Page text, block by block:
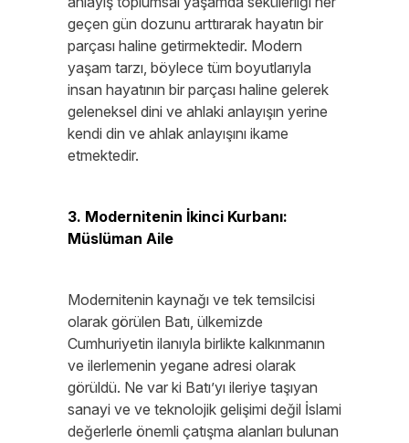
geçen gün dozunu arttırarak hayatın bir
parçası haline getirmektedir. Modern
yaşam tarzı, böylece tüm boyutlarıyla
insan hayatının bir parçası haline gelerek
geleneksel dini ve ahlaki anlayışın yerine
kendi din ve ahlak anlayışını ikame
etmektedir.
3. Modernitenin İkinci Kurbanı:
Müslüman Aile
Modernitenin kaynağı ve tek temsilcisi
olarak görülen Batı, ülkemizde
Cumhuriyetin ilanıyla birlikte kalkınmanın
ve ilerlemenin yegane adresi olarak
görüldü. Ne var ki Batı’yı ileriye taşıyan
sanayi ve ve teknolojik gelişimi değil İslami
değerlerle önemli çatışma alanları bulunan